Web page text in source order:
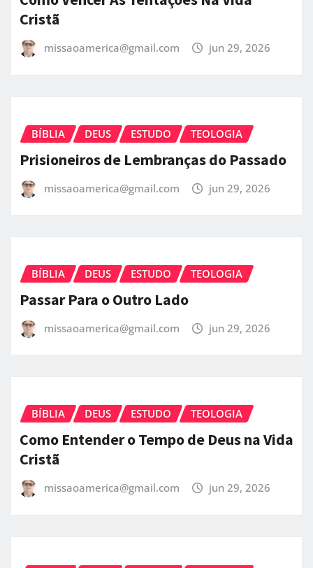
Cristã
missaoamerica@gmail.com jun 29, 2026
BÍBLIA DEUS ESTUDO TEOLOGIA
Prisioneiros de Lembranças do Passado
missaoamerica@gmail.com jun 29, 2026
BÍBLIA DEUS ESTUDO TEOLOGIA
Passar Para o Outro Lado
missaoamerica@gmail.com jun 29, 2026
BÍBLIA DEUS ESTUDO TEOLOGIA
Como Entender o Tempo de Deus na Vida
Cristã
missaoamerica@gmail.com jun 29, 2026